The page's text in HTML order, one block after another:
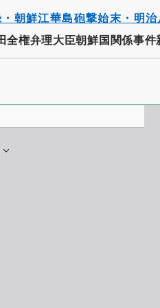
朝鮮江華島砲撃始末・明
全権弁理大臣朝鮮国関係事